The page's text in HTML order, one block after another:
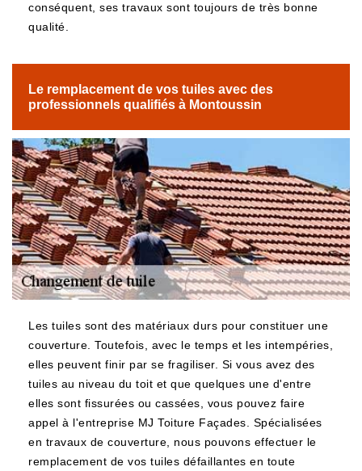
conséquent, ses travaux sont toujours de très bonne
qualité.
Le remplacement de vos tuiles avec des
professionnels qualifiés à Montoussin
Les tuiles sont des matériaux durs pour constituer une
couverture. Toutefois, avec le temps et les intempéries,
elles peuvent finir par se fragiliser. Si vous avez des
tuiles au niveau du toit et que quelques une d'entre
elles sont fissurées ou cassées, vous pouvez faire
appel à l'entreprise MJ Toiture Façades. Spécialisées
en travaux de couverture, nous pouvons effectuer le
remplacement de vos tuiles défaillantes en toute